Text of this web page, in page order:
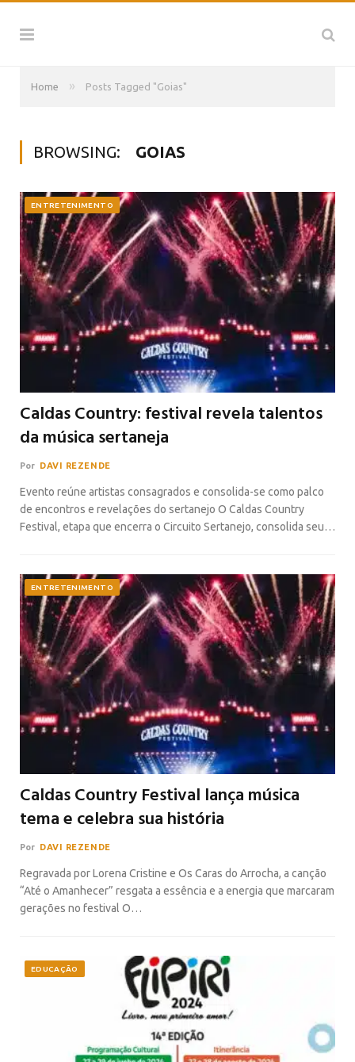
Home » Posts Tagged "Goias"
BROWSING: GOIAS
ENTRETENIMENTO
Caldas Country: festival revela talentos
da música sertaneja
Por DAVI REZENDE
Evento reúne artistas consagrados e consolida-se como palco
de encontros e revelações do sertanejo O Caldas Country
Festival, etapa que encerra o Circuito Sertanejo, consolida seu…
ENTRETENIMENTO
Caldas Country Festival lança música
tema e celebra sua história
Por DAVI REZENDE
Regravada por Lorena Cristine e Os Caras do Arrocha, a canção
“Até o Amanhecer” resgata a essência e a energia que marcaram
gerações no festival O…
EDUCAÇÃO